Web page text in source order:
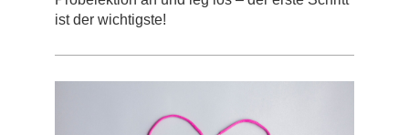
ist der wichtigste!